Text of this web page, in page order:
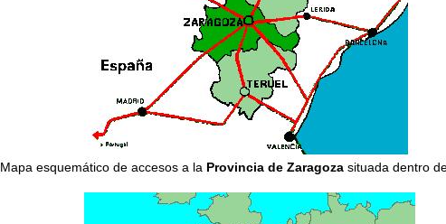
Mapa esquemático de accesos a la Provincia de Zaragozasituada dentro